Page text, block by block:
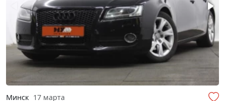
Минск 17 марта